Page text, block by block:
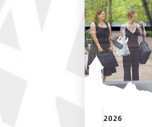
2026